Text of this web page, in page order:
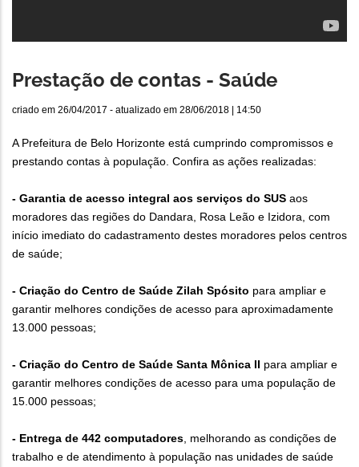
Prestação de contas - Saúde
criado em 26/04/2017 - atualizado em 28/06/2018 | 14:50
A Prefeitura de Belo Horizonte está cumprindo compromissos e
prestando contas à população. Confira as ações realizadas:
- Garantia de acesso integral aos serviços do SUS aos
moradores das regiões do Dandara, Rosa Leão e Izidora, com
início imediato do cadastramento destes moradores pelos centros
de saúde;
- Criação do Centro de Saúde Zilah Spósito para ampliar e
garantir melhores condições de acesso para aproximadamente
13.000 pessoas;
- Criação do Centro de Saúde Santa Mônica II para ampliar e
garantir melhores condições de acesso para uma população de
15.000 pessoas;
- Entrega de 442 computadores , melhorando as condições de
trabalho e de atendimento à população nas unidades de saúde